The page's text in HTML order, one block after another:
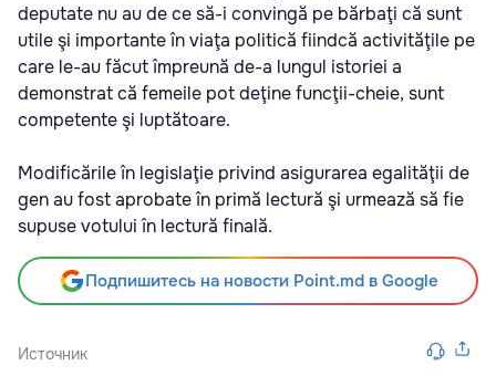
deputate nu au de ce să-i convingă pe bărbaţi că sunt
utile şi importante în viaţa politică fiindcă activităţile pe
care le-au făcut împreună de-a lungul istoriei a
demonstrat că femeile pot deţine funcţii-cheie, sunt
competente şi luptătoare.
Modificările în legislaţie privind asigurarea egalităţii de
gen au fost aprobate în primă lectură şi urmează să fie
supuse votului în lectură finală.
Подпишитесь на новости Point.md в Google
Источник